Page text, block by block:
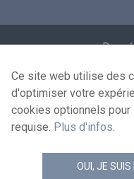
Ce site web utilise des
d'optimiser votre
cookies optionnels
requise. Plus d'infos.
OUI, JE SUIS